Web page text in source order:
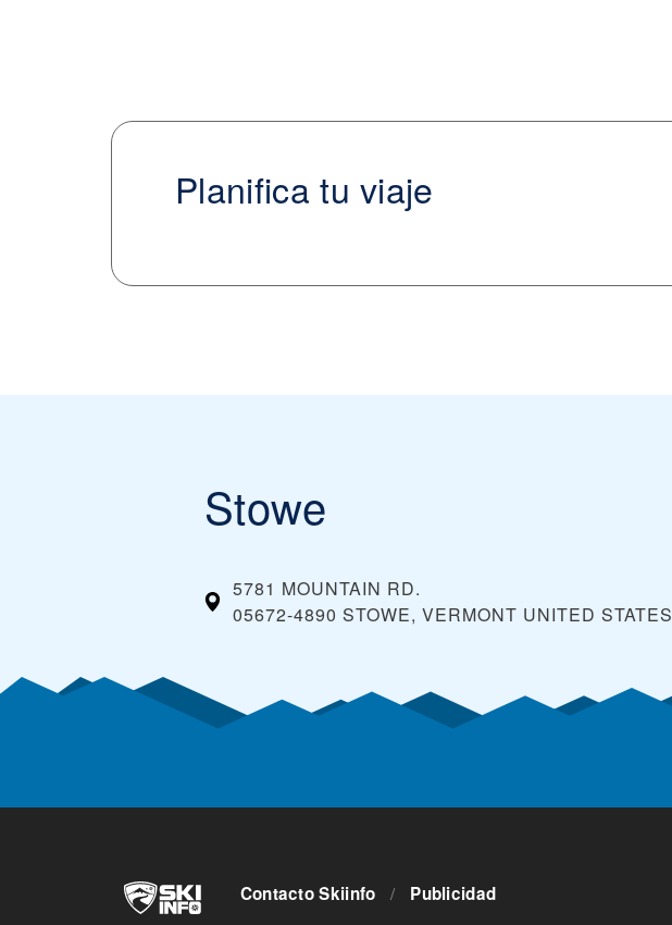
Planifica tu viaje
Stowe
5781 MOUNTAIN RD.
05672-4890 STOWE, VERMONT UNITED STATES
Contacto Skiinfo / Publicidad